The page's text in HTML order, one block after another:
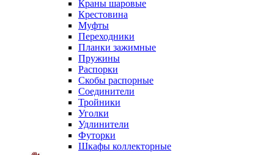
Краны шаровые
Крестовина
Муфты
Переходники
Планки зажимные
Пружины
Распорки
Скобы распорные
Соединители
Тройники
Уголки
Удлинители
Футорки
Шкафы коллекторные